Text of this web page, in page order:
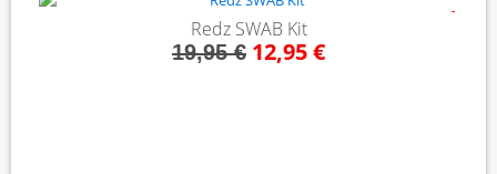
Redz SWAB Kit
19,95 € 12,95 €